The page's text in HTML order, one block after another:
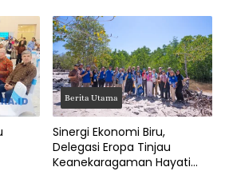
Berita Utama
Sinergi Ekonomi Biru,
Delegasi Eropa Tinjau
Keanekaragaman Hayati